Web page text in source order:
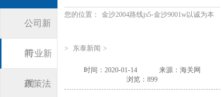
公司新
闻
行业新
闻
政策法
您的位置： 金沙2004路线js5-金沙9001w以诚为本
> 东泰新闻 >
时间：2020-01-14
来源：海关网
浏览：899